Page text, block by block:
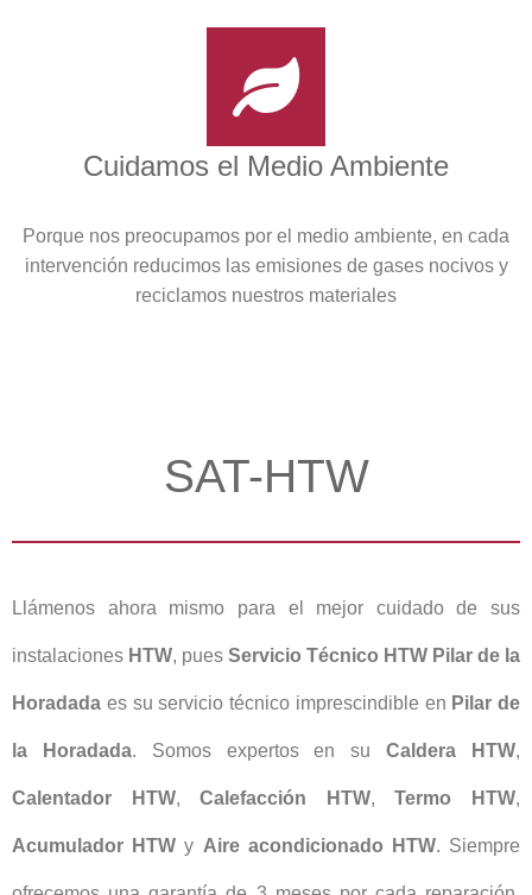
Cuidamos el Medio Ambiente
Porque nos preocupamos por el medio ambiente, en cada
intervención reducimos las emisiones de gases nocivos y
reciclamos nuestros materiales
SAT-HTW
Llámenos ahora mismo para el mejor cuidado de sus
instalaciones HTW, pues Servicio Técnico HTW Pilar de la
Horadada es su servicio técnico imprescindible en Pilar de
la Horadada. Somos expertos en suCaldera HTW,
Calentador HTW,Calefacción HTW,Termo HTW,
Acumulador HTW y Aire acondicionado HTW. Siempre